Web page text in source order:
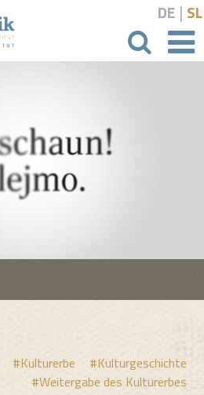
DE | SL
#Kulturerbe
#Kulturgeschichte
#Weitergabe des Kulturerbes